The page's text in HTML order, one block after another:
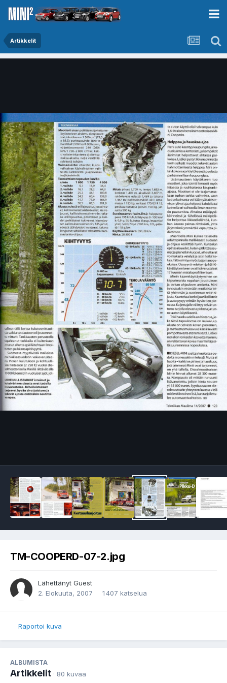
Artikkelit
TM-COOPERD-07-2.jpg
Lähettänyt Guest
2. Elokuuta, 2007
1 407 katselua
Raportoi kuva
ALBUMISTA
Artikkelit · 80 kuvaa